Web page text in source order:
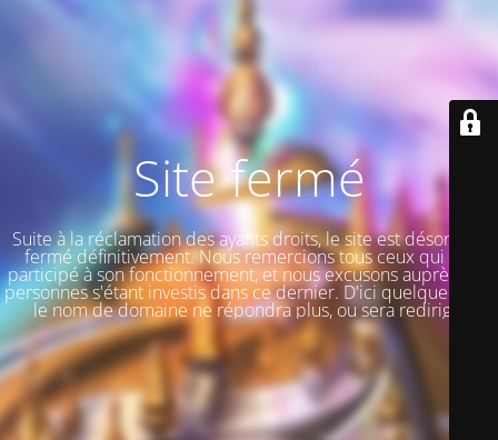
Site fermé
Suite à la réclamation des ayants droits, le site est désormais
fermé définitivement. Nous remercions tous ceux qui ont
participé à son fonctionnement, et nous excusons auprès des
personnes s'étant investis dans ce dernier. D'ici quelque jours,
le nom de domaine ne répondra plus, ou sera redirigé.